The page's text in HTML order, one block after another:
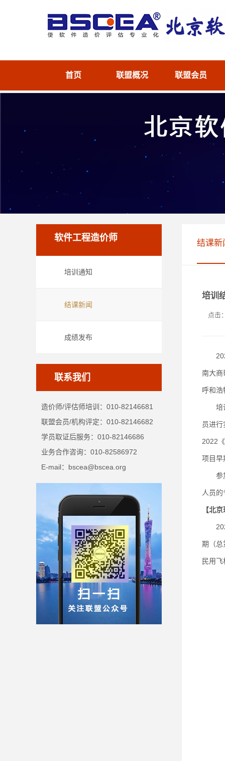
首页 联盟概况 联盟会员
软件工程造价师
培训通知
结课新闻
成绩发布
联系我们
造价师/评估师培训：010-82146681
联盟会员/机构评定：010-82146682
学员取证后服务：010-82146686
业务合作咨询：010-82586972
E-mail：bscea@bscea.org
结课新
培训
点击：
2026
南大商
呼和浩
培训
员进
2022
项目早
参加
人员
【北京
2026
期（总
民用